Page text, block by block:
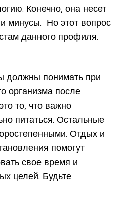
. Конечно, она несет
минусы. Но этот вопрос
данного профиля.
должны понимать при
организма после
то, что важно
питаться. Остальные
Отдых и
помогут
свое время и
целей. Будьте